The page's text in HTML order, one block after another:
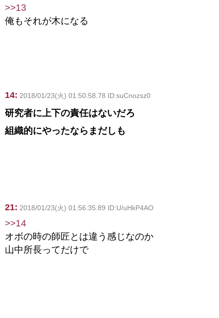
>>13
俺もそれが木になる
14: 2018/01/23(火) 01:50:58.78 ID:suCnozsz0
研究者に上下の責任はないだろ
組織的にやったならまだしも
21: 2018/01/23(火) 01:56:35.89 ID:U/uHkP4AO
>>14
オボの時の師匠とは違う感じなのか
山中所長ってだけで